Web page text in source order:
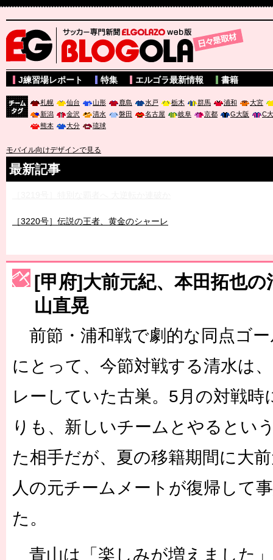
サッカー専門新聞ELGOLAZO web版 BLOGOLA
J練習場レポート 特集 エルゴラ最新情報 書籍
札幌 仙台 山形 鹿島 水戸 栃木 群馬 浦和
大宮
新潟
金沢 清水 磐田 名古屋 岐阜 京都 G大阪
C
熊本
大分 琉球
モバイル向けデザインで見る
最新記事
［3220号］伝説の王者、黄金のシャーレ
［3230号］世界一への夢は終わらない
［3223号］一丸。日本出陣
［3222号］史上最大のW杯開幕 注目は「個」
長谷川 アーリアジャスールさんがシンポジウム「気候変動から命
[甲府]大前元紀、本田拓也
山直晃
前節・浦和戦で劇的な同点ゴ
にとって、今節対戦する清水は
レーしていた古巣。5月の対戦
りも、新しいチームとやるとい
た相手だが、夏の移籍期間に大
人の元チームメートが復帰して
た。
青山は「楽しみが増えました